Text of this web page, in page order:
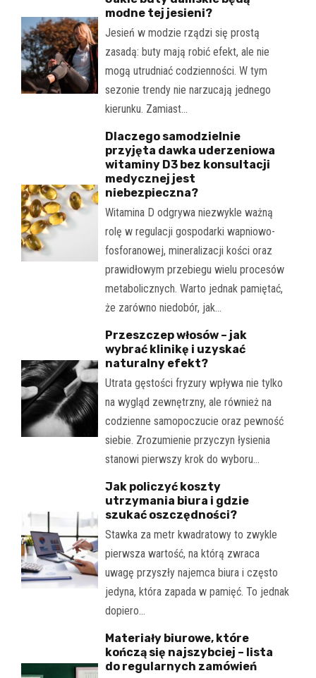
modne tej jesieni?
Jesień w modzie rządzi się prostą
zasadą: buty mają robić efekt, ale nie
mogą utrudniać codzienności. W tym
sezonie trendy nie narzucają jednego
kierunku. Zamiast…
Dlaczego samodzielnie
przyjęta dawka uderzeniowa
witaminy D3 bez konsultacji
medycznej jest
niebezpieczna?
Witamina D odgrywa niezwykle ważną
rolę w regulacji gospodarki wapniowo-
fosforanowej, mineralizacji kości oraz
prawidłowym przebiegu wielu procesów
metabolicznych. Warto jednak pamiętać,
że zarówno niedobór, jak…
Przeszczep włosów – jak
wybrać klinikę i uzyskać
naturalny efekt?
Utrata gęstości fryzury wpływa nie tylko
na wygląd zewnętrzny, ale również na
codzienne samopoczucie oraz pewność
siebie. Zrozumienie przyczyn łysienia
stanowi pierwszy krok do wyboru…
Jak policzyć koszty
utrzymania biura i gdzie
szukać oszczędności?
Stawka za metr kwadratowy to zwykle
pierwsza wartość, na którą zwraca
uwagę przyszły najemca biura i często
jedyna, która zapada w pamięć. To jednak
dopiero…
Materiały biurowe, które
kończą się najszybciej – lista
do regularnych zamówień